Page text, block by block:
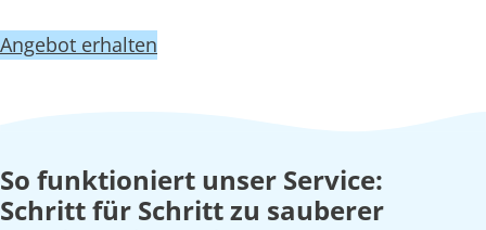
Angebot erhalten
So funktioniert unser Service:
Schritt für Schritt zu sauberer